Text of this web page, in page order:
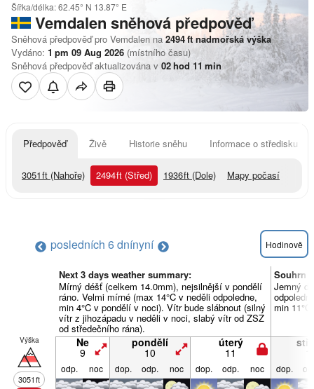
Šířka/délka:62.45° N 13.87° E
Vemdalen sněhová předpověď
Sněhová předpověď pro Vemdalen na 2494ftnadmořská výška
Vydáno: 1 pm 09 Aug 2026 (místního času)
Sněhová předpověď aktualizována v 02hod 11 min
Předpověď Živě Historie sněhu Informace o středisku
3051ft (Nahoře) 2494ft (Střed) 1936ft (Dole) Mapy počasí
posledních 6 dnínyní Hodinově
Next 3 days weather summary:
Mírný déšť (celkem 14.0mm), nejsilnější v pondělí
ráno. Velmi mírné (max 14°C v neděli odpoledne,
min 4°C v pondělí v noci). Vítr bude slábnout (silný
vítr z jihozápadu v neděli v noci, slabý vítr od ZSZ
od středečního rána).
Souhrn
Jemný
min
Výška
3051ft
Ne
9
pondělí
10
úterý
11
odp. noc dop. odp. noc dop. odp. noc dop.